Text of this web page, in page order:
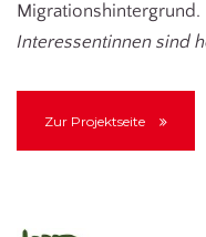
Migrationshintergrund.
Interessentinnen sind
Zur Projektseite